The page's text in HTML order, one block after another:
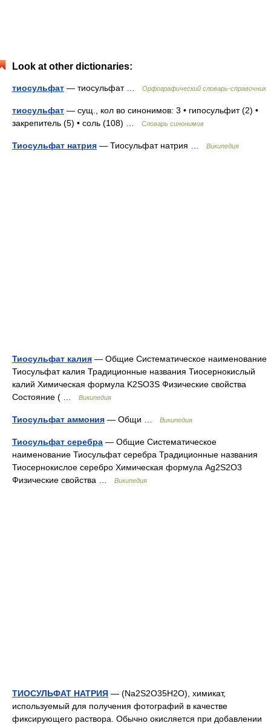
Look at other dictionaries:
тиосульфат — тиосульфат … Орфографический словарь-справочник
тиосульфат — сущ., кол во синонимов: 3 • гипосульфит (2) •
закрепитель (5) • соль (108) …
Словарь синонимов
Тиосульфат натрия — Тиосульфат натрия … Википедия
Тиосульфат калия — Общие Систематическое наименование
Тиосульфат калия Традиционные названия Тиосернокислый
калий Химическая формула K2SO3S Физические свойства
Состояние ( …
Википедия
Тиосульфат аммония — Общи … Википедия
Тиосульфат серебра — Общие Систематическое
наименование Тиосульфат серебра Традиционные названия
Тиосернокислое серебро Химическая формула Ag2S2O3
Физические свойства …
Википедия
ТИОСУЛЬФАТ НАТРИЯ — (Na2S2O35H2O), химикат,
используемый для получения фотографий в качестве
фиксирующего раствора. Обычно окисляется при добавлении